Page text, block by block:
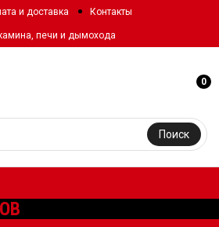
и доставка Контакты
печи и дымохода
Поиск
0